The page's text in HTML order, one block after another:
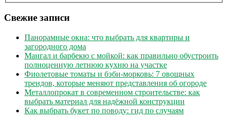
Свежие записи
Панорамные окна: что выбрать для квартиры и
загородного дома
Мангал и барбекю с мойкой: как правильно обустроить
полноценную летнюю кухню на участке
Фиолетовые томаты и бэби-морковь: 7 овощных
трендов, которые меняют представления об огороде
Металлопрокат в современном строительстве: как
выбрать материал для надёжной конструкции
Как выбрать букет по поводу: гид по случаям